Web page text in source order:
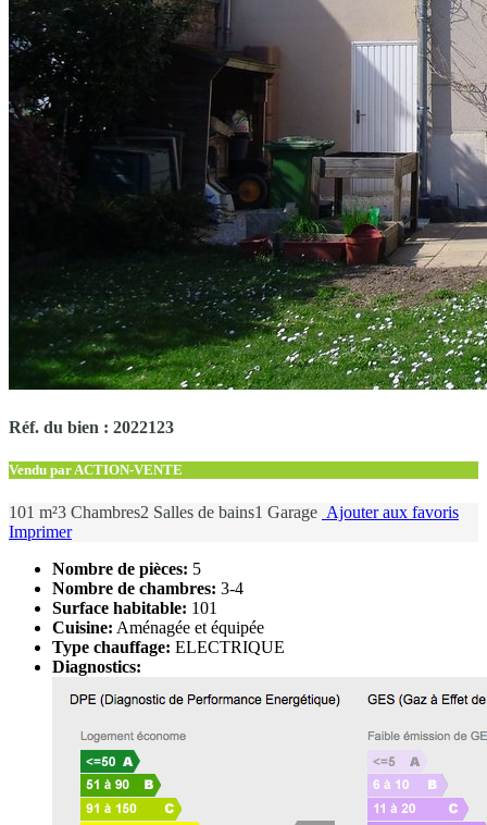
Réf. du bien : 2022123
Vendu par ACTION-VENTE
101 m²3 Chambres2 Salles de bains1 Garage Ajouter aux favoris
Imprimer
Nombre de pièces: 5
Nombre de chambres: 3-4
Surface habitable: 101
Cuisine: Aménagée et équipée
Type chauffage: ELECTRIQUE
Diagnostics: